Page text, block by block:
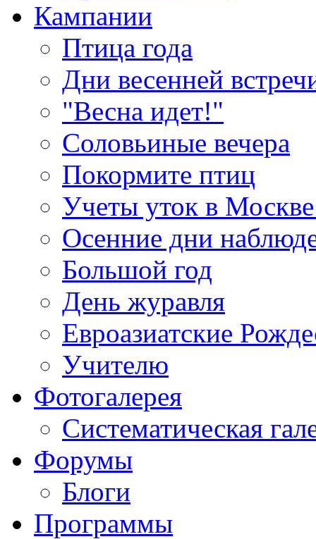
Кампании
Птица года
Дни весенней
"Весна идет!"
Соловьиные вечера
Покормите птиц
Учеты уток в
Осенние дни
Большой год
День журавля
Евроазиатские
Учителю
Фотогалерея
Систематическая
Форумы
Блоги
Программы